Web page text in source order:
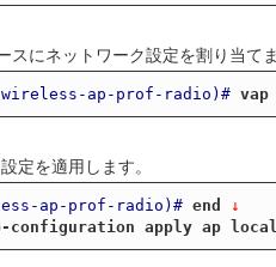
スにネットワーク設定を割り当て
ap-prof-radio)#
定を適用します。
ap-prof-radio)# end
↓
configuration apply ap